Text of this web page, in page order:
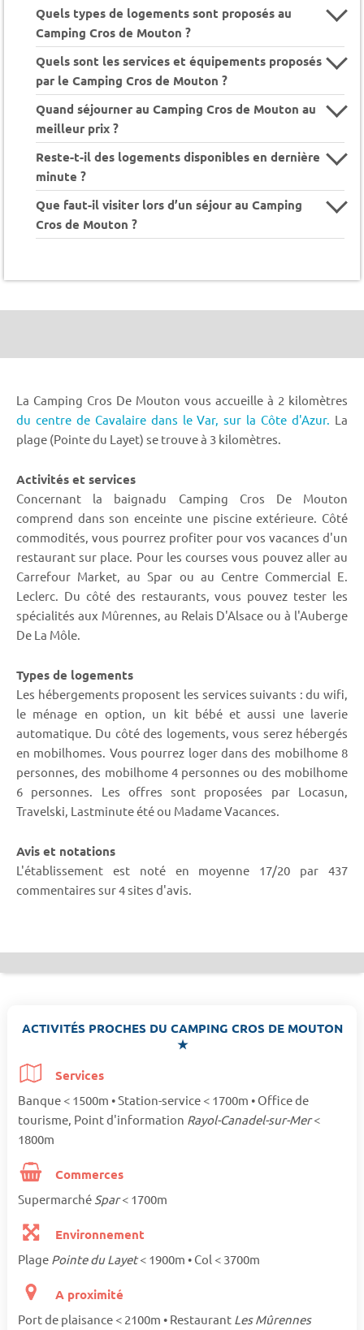
Quels types de logements sont proposés au
Camping Cros de Mouton ?
Quels sont les services et équipements proposés
par le Camping Cros de Mouton ?
Quand séjourner au Camping Cros de Mouton au
meilleur prix ?
Reste-t-il des logements disponibles en dernière
minute ?
Que faut-il visiter lors d’un séjour au Camping
Cros de Mouton ?
La Camping Cros De Mouton vous accueille à 2 kilomètres
du centre de Cavalaire dans le Var, sur la Côte d'Azur. La
plage (Pointe du Layet) se trouve à 3 kilomètres.
Activités et services
Concernant la baignadu Camping Cros De Mouton
comprend dans son enceinte une piscine extérieure. Côté
commodités, vous pourrez profiter pour vos vacances d'un
restaurant sur place. Pour les courses vous pouvez aller au
Carrefour Market, au Spar ou au Centre Commercial E.
Leclerc. Du côté des restaurants, vous pouvez tester les
spécialités aux Mûrennes, au Relais D'Alsace ou à l'Auberge
De La Môle.
Types de logements
Les hébergements proposent les services suivants : du wifi,
le ménage en option, un kit bébé et aussi une laverie
automatique. Du côté des logements, vous serez hébergés
en mobilhomes. Vous pourrez loger dans des mobilhome 8
personnes, des mobilhome 4 personnes ou des mobilhome
6 personnes. Les offres sont proposées par Locasun,
Travelski, Lastminute été ou Madame Vacances.
Avis et notations
L'établissement est noté en moyenne 17/20 par 437
commentaires sur 4 sites d'avis.
ACTIVITÉS PROCHES DU CAMPING CROS DE MOUTON
★
Services
Banque < 1500m • Station-service < 1700m • Office de
tourisme, Point d'information Rayol-Canadel-sur-Mer<
1800m
Commerces
Supermarché Spar< 1700m
Environnement
Plage Pointe du Layet< 1900m • Col < 3700m
A proximité
Port de plaisance < 2100m • Restaurant Les Mûrennes